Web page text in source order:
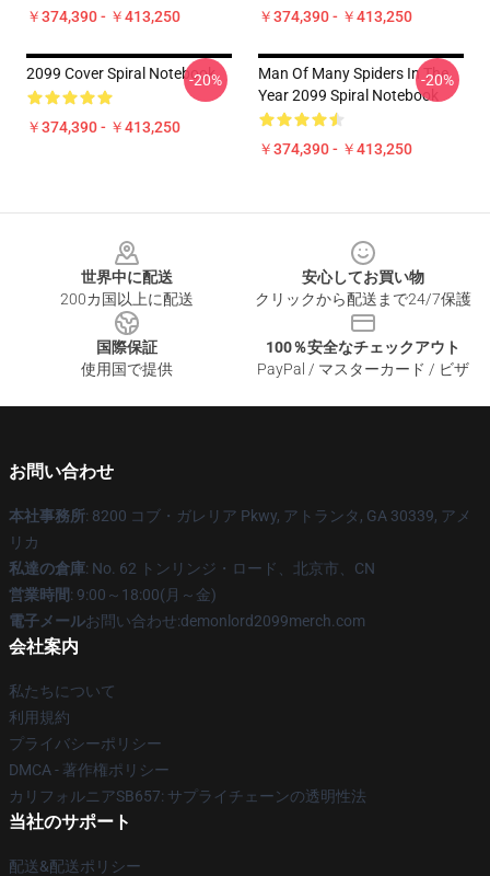
￥374,390 - ￥413,250 ￥374,390 - ￥413,250
2099 Cover Spiral Notebook
￥374,390 - ￥413,250
-20%
Man Of Many Spiders In The
Year 2099 Spiral Notebook
￥374,390 - ￥413,250
-20%
世界中に配送
200カ国以上に配送
安心してお買い物
クリックから配送まで24/7保護
国際保証
使用国で提供
100％安全なチェックアウト
PayPal / マスターカード / ビザ
お問い合わせ
本社事務所: 8200 コブ・ガレリア Pkwy, アトランタ, GA 30339, アメ
リカ
私達の倉庫: No. 62 トンリンジ・ロード、北京市、CN
営業時間: 9:00～18:00(月～金)
電子メールお問い合わせ:demonlord2099merch.com
会社案内
私たちについて
利用規約
プライバシーポリシー
DMCA - 著作権ポリシー
カリフォルニアSB657: サプライチェーンの透明性法
当社のサポート
配送&配送ポリシー